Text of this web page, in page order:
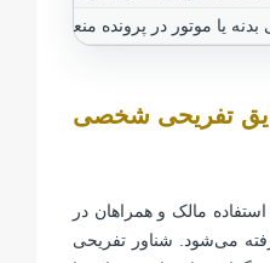
بدنه یا موتور در پرونده منعکس
تفریحی شخصی
مالک و همراهان در
می‌شود. شناور تفریحی